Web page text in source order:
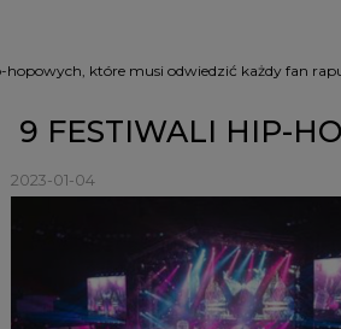
hopowych, które musi odwiedzić każdy fan
9 FESTIWALI HIP-
2023-01-04